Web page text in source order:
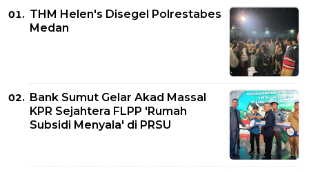
THM Helen's Disegel Polrestabes
Medan
Bank Sumut Gelar Akad Massal
KPR Sejahtera FLPP 'Rumah
Subsidi Menyala' di PRSU